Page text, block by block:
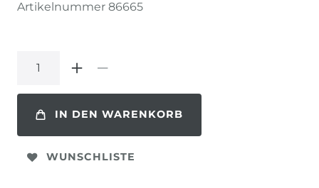
Artikelnummer 86665
IN DEN WARENKORB
WUNSCHLISTE